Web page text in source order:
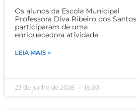
Os alunos da Escola Municipal
Professora Diva Ribeiro dos Santos
participaram de uma
enriquecedora atividade
LEIA MAIS »
23 de junho de 2026 15:00